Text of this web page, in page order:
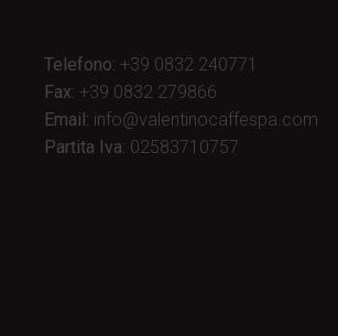
Telefono: +39 0832 240771
Fax: +39 0832 279866
Email: info@valentinocaffespa.com
Partita Iva: 02583710757